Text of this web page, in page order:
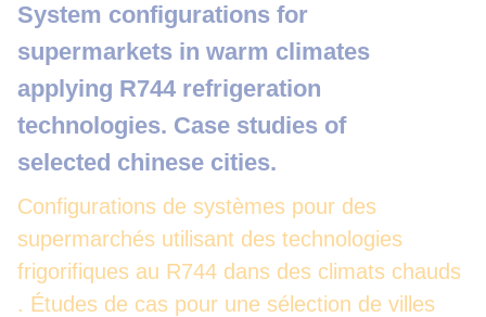
Configurations de systèmes pour des
supermarchés utilisant des technologies
frigorifiques au R744 dans des climats chauds
. Études de cas pour une sélection de villes
System configurations for
supermarkets in warm climates
applying R744 refrigeration
technologies. Case studies of
selected chinese cities.